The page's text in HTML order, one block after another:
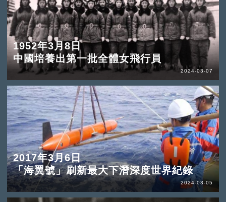
1952年3月8日
中國培養出第一批全體女飛行員
2024-03-07
2017年3月6日
「海翼號」刷新最大下潛深度世界紀錄
2024-03-05